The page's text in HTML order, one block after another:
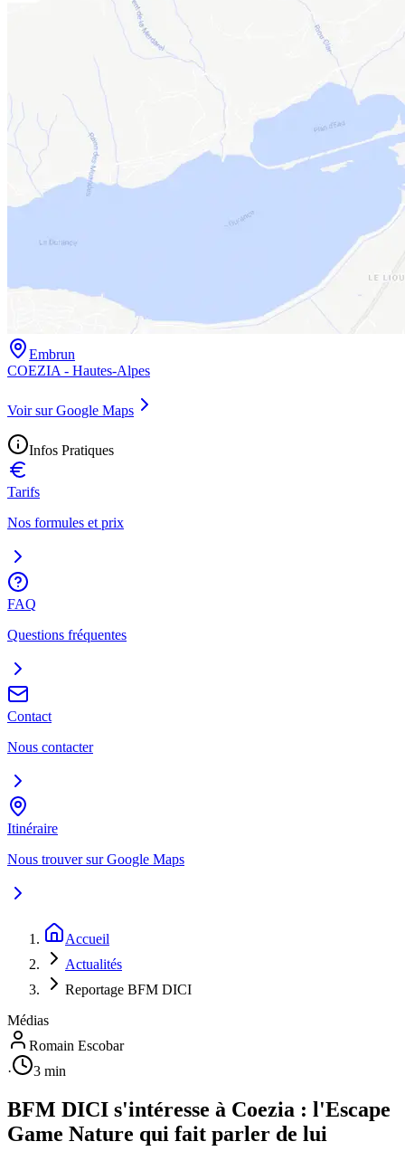
Embrun
COEZIA - Hautes-Alpes
Voir sur Google Maps
Infos Pratiques
Tarifs
Nos formules et prix
FAQ
Questions fréquentes
Contact
Nous contacter
Itinéraire
Nous trouver sur Google Maps
Accueil
Actualités
Reportage BFM DICI
Médias
Romain Escobar
·
3 min
BFM DICI s'intéresse à Coezia : l'Escape
Game Nature qui fait parler de lui